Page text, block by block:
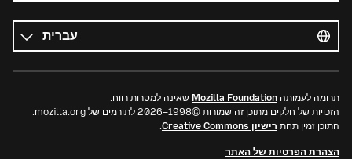
השפות
שפה
תרומה לעמותה Mozilla Foundation שאינה למטרות רווח.
הזכויות של חלקים מתוכן זה שמורות ©1998–2026 לתורמים של mozilla.org.
התוכן זמין תחת רישיון Creative Commons .
הצהרת הפרטיות של האתר